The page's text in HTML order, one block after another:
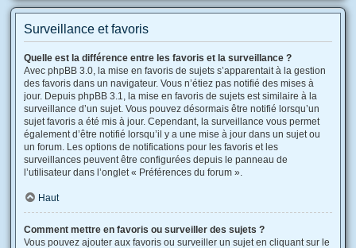
Surveillance et favoris
Quelle est la différence entre les favoris et la surveillance ?
Avec phpBB 3.0, la mise en favoris de sujets s’apparentait à la gestion
des favoris dans un navigateur. Vous n’étiez pas notifié des mises à
jour. Depuis phpBB 3.1, la mise en favoris de sujets est similaire à la
surveillance d’un sujet. Vous pouvez désormais être notifié lorsqu’un
sujet favoris a été mis à jour. Cependant, la surveillance vous permet
également d’être notifié lorsqu’il y a une mise à jour dans un sujet ou
un forum. Les options de notifications pour les favoris et les
surveillances peuvent être configurées depuis le panneau de
l’utilisateur dans l’onglet « Préférences du forum ».
Haut
Comment mettre en favoris ou surveiller des sujets ?
Vous pouvez ajouter aux favoris ou surveiller un sujet en cliquant sur le